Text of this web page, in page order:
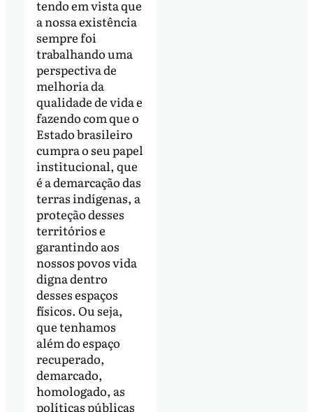
tendo em vista que
a nossa existência
sempre foi
trabalhando uma
perspectiva de
melhoria da
qualidade de vida e
fazendo com que o
Estado brasileiro
cumpra o seu papel
institucional, que
é a demarcação das
terras indígenas, a
proteção desses
territórios e
garantindo aos
nossos povos vida
digna dentro
desses espaços
físicos. Ou seja,
que tenhamos
além do espaço
recuperado,
demarcado,
homologado, as
políticas públicas